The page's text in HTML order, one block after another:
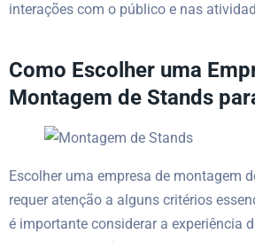
interações com o público e nas
Como Escolher uma
Montagem de Stands
Escolher uma empresa de montagem
requer atenção a alguns critérios
é importante considerar a experiência